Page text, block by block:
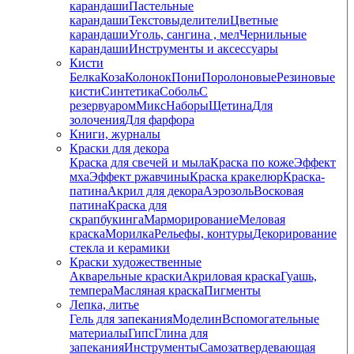
карандашиПастельные
карандашиТекстовыделителиЦветные
карандашиУголь, сангина , мелЧернильные
карандашиИнструменты и аксессуары
Кисти
БелкаКозаКолонокПониПоролоновыеРезиновые
кистиСинтетикаСобольС
резервуаромМиксНаборыЩетинаДля
золоченияДля фарфора
Книги, журналы
Краски для декора
Краска для свечей и мылаКраска по кожеЭффект
мхаЭффект ржавчиныКраска кракелюрКраска-
патинаАкрил для декораАэрозольВосковая
патинаКраска для
скрапбукингаМарморированиеМеловая
краскаМорилкаРельефы, контурыДекорирование
стекла и керамики
Краски художественные
Акварельные краскиАкриловая краскаГуашь,
темпераМасляная краскаПигменты
Лепка, литье
Гель для запеканияМоделинВспомогательные
материалыГипсГлина для
запеканияИнструментыСамозатвердевающая